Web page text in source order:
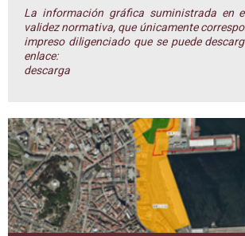
La información gráfica suministrada en
validez normativa, que únicamente
impreso diligenciado que se puede
enlace:
descarga